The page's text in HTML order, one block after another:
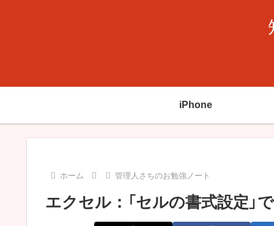
iPhone
ホーム 管理人さちのお勉強ノート
エクセル：「セルの書式設定」